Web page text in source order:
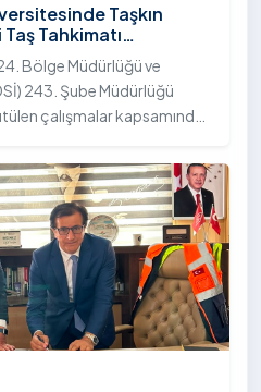
Taşkın
Tahkimatı
Bölge Müdürlüğü ve
243. Şube Müdürlüğü
çalışmalar kapsamında,
titizlikle tamamlandı.